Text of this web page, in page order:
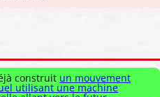
construit un mouvement
utilisant une machine